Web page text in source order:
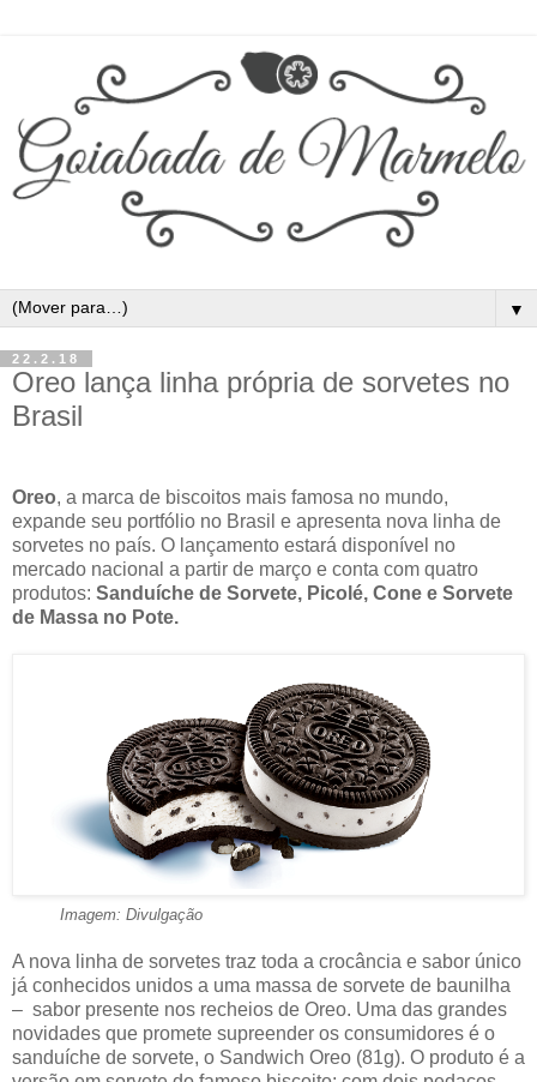
▼
22.2.18
Oreo lança linha própria de sorvetes no
Brasil
Oreo, a marca de biscoitos mais famosa no mundo,
expande seu portfólio no Brasil e apresenta nova linha de
sorvetes no país. O lançamento estará disponível no
mercado nacional a partir de março e conta com quatro
produtos: Sanduíche de Sorvete, Picolé, Cone e Sorvete
de Massa no Pote.
Imagem: Divulgação
A nova linha de sorvetes traz toda a crocância e sabor único
já conhecidos unidos a uma massa de sorvete de baunilha
– sabor presente nos recheios de Oreo. Uma das grandes
novidades que promete supreender os consumidores é o
sanduíche de sorvete, o Sandwich Oreo (81g). O produto é a